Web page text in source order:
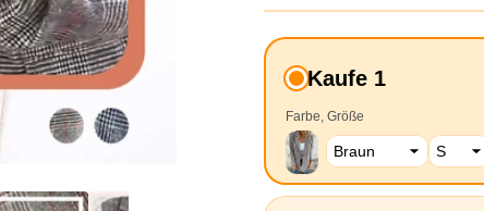
Kaufe 1
Farbe Größe